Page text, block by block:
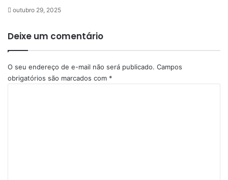
outubro 29, 2025
Deixe um comentário
O seu endereço de e-mail não será publicado. Campos
obrigatórios são marcados com *